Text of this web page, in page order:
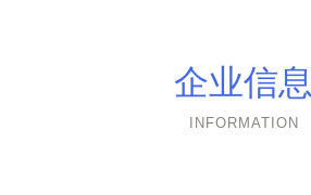
企业信息
INFORMATION